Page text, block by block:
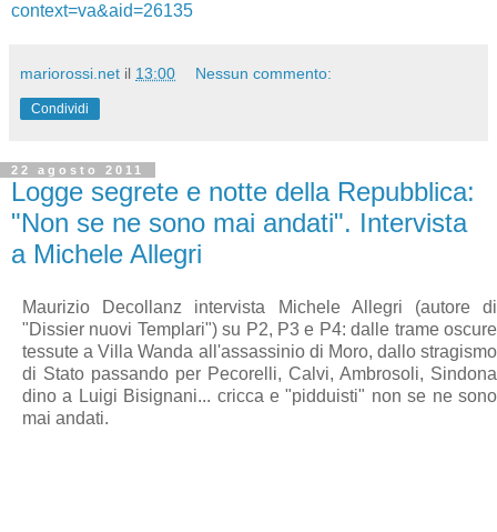
context=va&aid=26135
mariorossi.net il 13:00 Nessun commento:
Condividi
22 agosto 2011
Logge segrete e notte della Repubblica:
"Non se ne sono mai andati". Intervista
a Michele Allegri
Maurizio Decollanz intervista Michele Allegri (autore di
"Dissier nuovi Templari") su P2, P3 e P4: dalle trame oscure
tessute a Villa Wanda all'assassinio di Moro, dallo stragismo
di Stato passando per Pecorelli, Calvi, Ambrosoli, Sindona
dino a Luigi Bisignani... cricca e "pidduisti" non se ne sono
mai andati.